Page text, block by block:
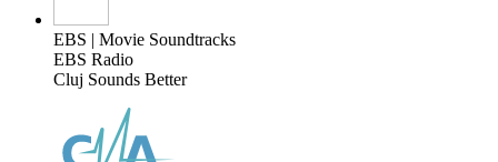
EBS | Movie Soundtracks
EBS Radio
Cluj Sounds Better